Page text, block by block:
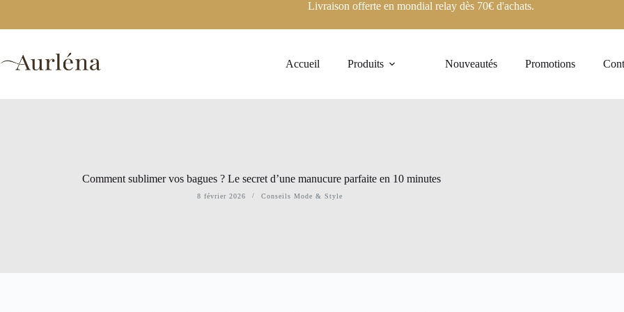
contenu
Livraison offerte en mondial relay dès 70€ d'achats.
Accueil Produits Nouveautés Promotions
Comment sublimer vos bagues ? Le secret d’une manucure parfaite en 10 minutes
8 février 2026 Conseils Mode & Style